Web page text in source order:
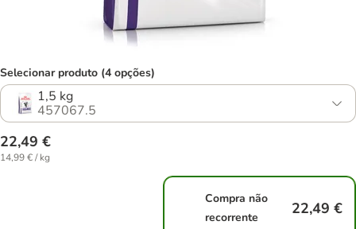
Selecionar produto (4 opções)
1,5 kg
457067.5
22,49 €
14,99 € / kg
Compra não
recorrente
22,49 €